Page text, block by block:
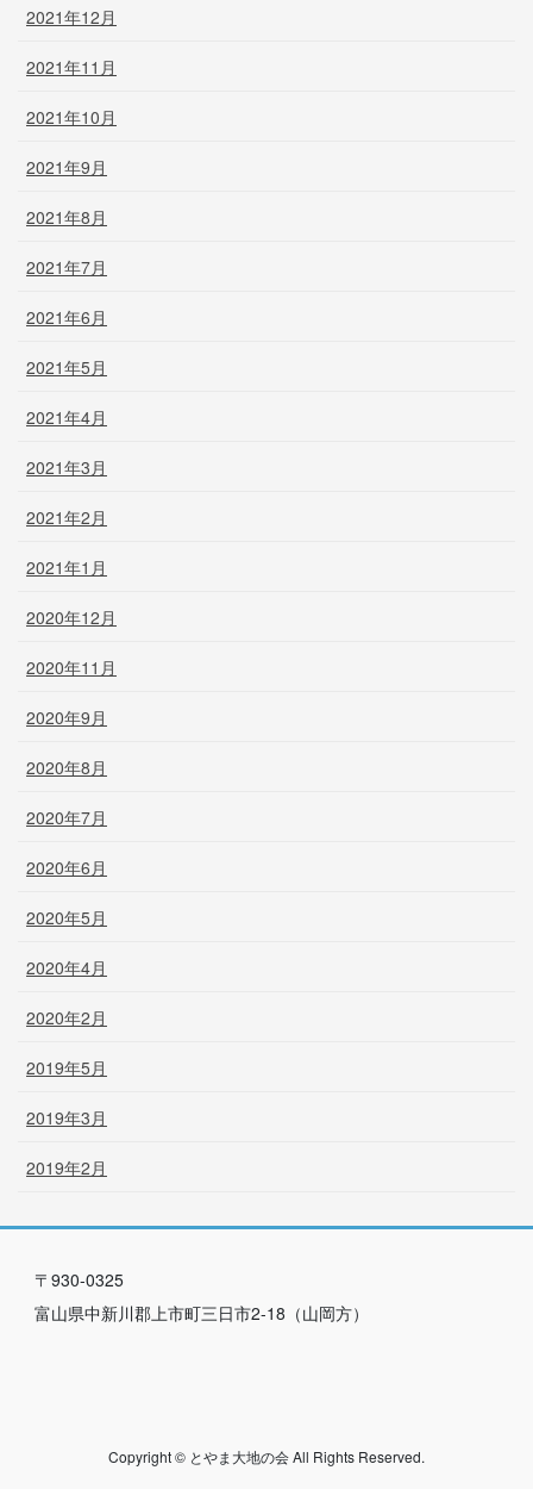
2021年12月
2021年11月
2021年10月
2021年9月
2021年8月
2021年7月
2021年6月
2021年5月
2021年4月
2021年3月
2021年2月
2021年1月
2020年12月
2020年11月
2020年9月
2020年8月
2020年7月
2020年6月
2020年5月
2020年4月
2020年2月
2019年5月
2019年3月
2019年2月
〒930-0325
富山県中新川郡上市町三日市2-18（山岡方）
Copyright © とやま大地の会 All Rights Reserved.